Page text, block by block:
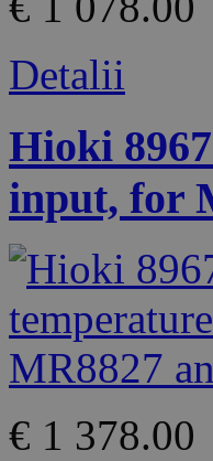
Detalii
Hioki
input, for
€ 1 378.00